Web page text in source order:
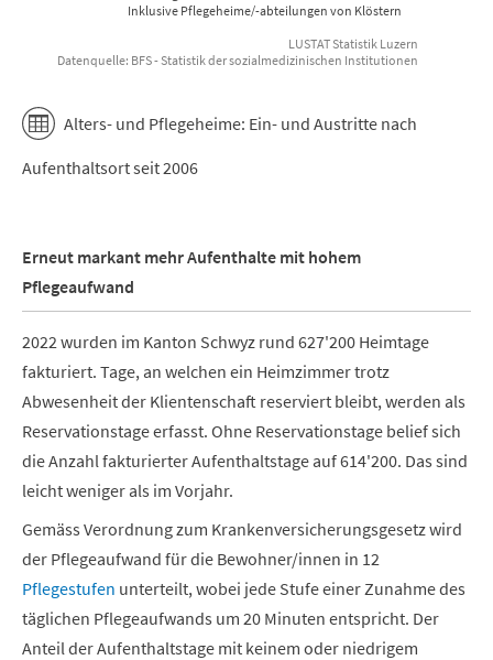
Inklusive Pflegeheime/-abteilungen von Klöstern
LUSTAT Statistik Luzern
Datenquelle: BFS - Statistik der sozialmedizinischen Institutionen
Alters- und Pflegeheime: Ein- und Austritte nach
Aufenthaltsort seit 2006
Erneut markant mehr Aufenthalte mit hohem
Pflegeaufwand
2022 wurden im Kanton Schwyz rund 627'200 Heimtage
fakturiert. Tage, an welchen ein Heimzimmer trotz
Abwesenheit der Klientenschaft reserviert bleibt, werden als
Reservationstage erfasst. Ohne Reservationstage belief sich
die Anzahl fakturierter Aufenthaltstage auf 614'200. Das sind
leicht weniger als im Vorjahr.
Gemäss Verordnung zum Krankenversicherungsgesetz wird
der Pflegeaufwand für die Bewohner/innen in 12
Pflegestufen unterteilt, wobei jede Stufe einer Zunahme des
täglichen Pflegeaufwands um 20 Minuten entspricht. Der
Anteil der Aufenthaltstage mit keinem oder niedrigem